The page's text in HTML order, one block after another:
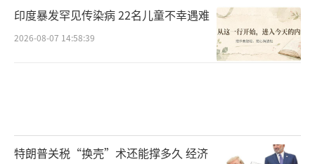
印度暴发罕见传染病 22名儿童不幸遇难
2026-08-07 14:58:39
特朗普关税“换壳”术还能撑多久 经济